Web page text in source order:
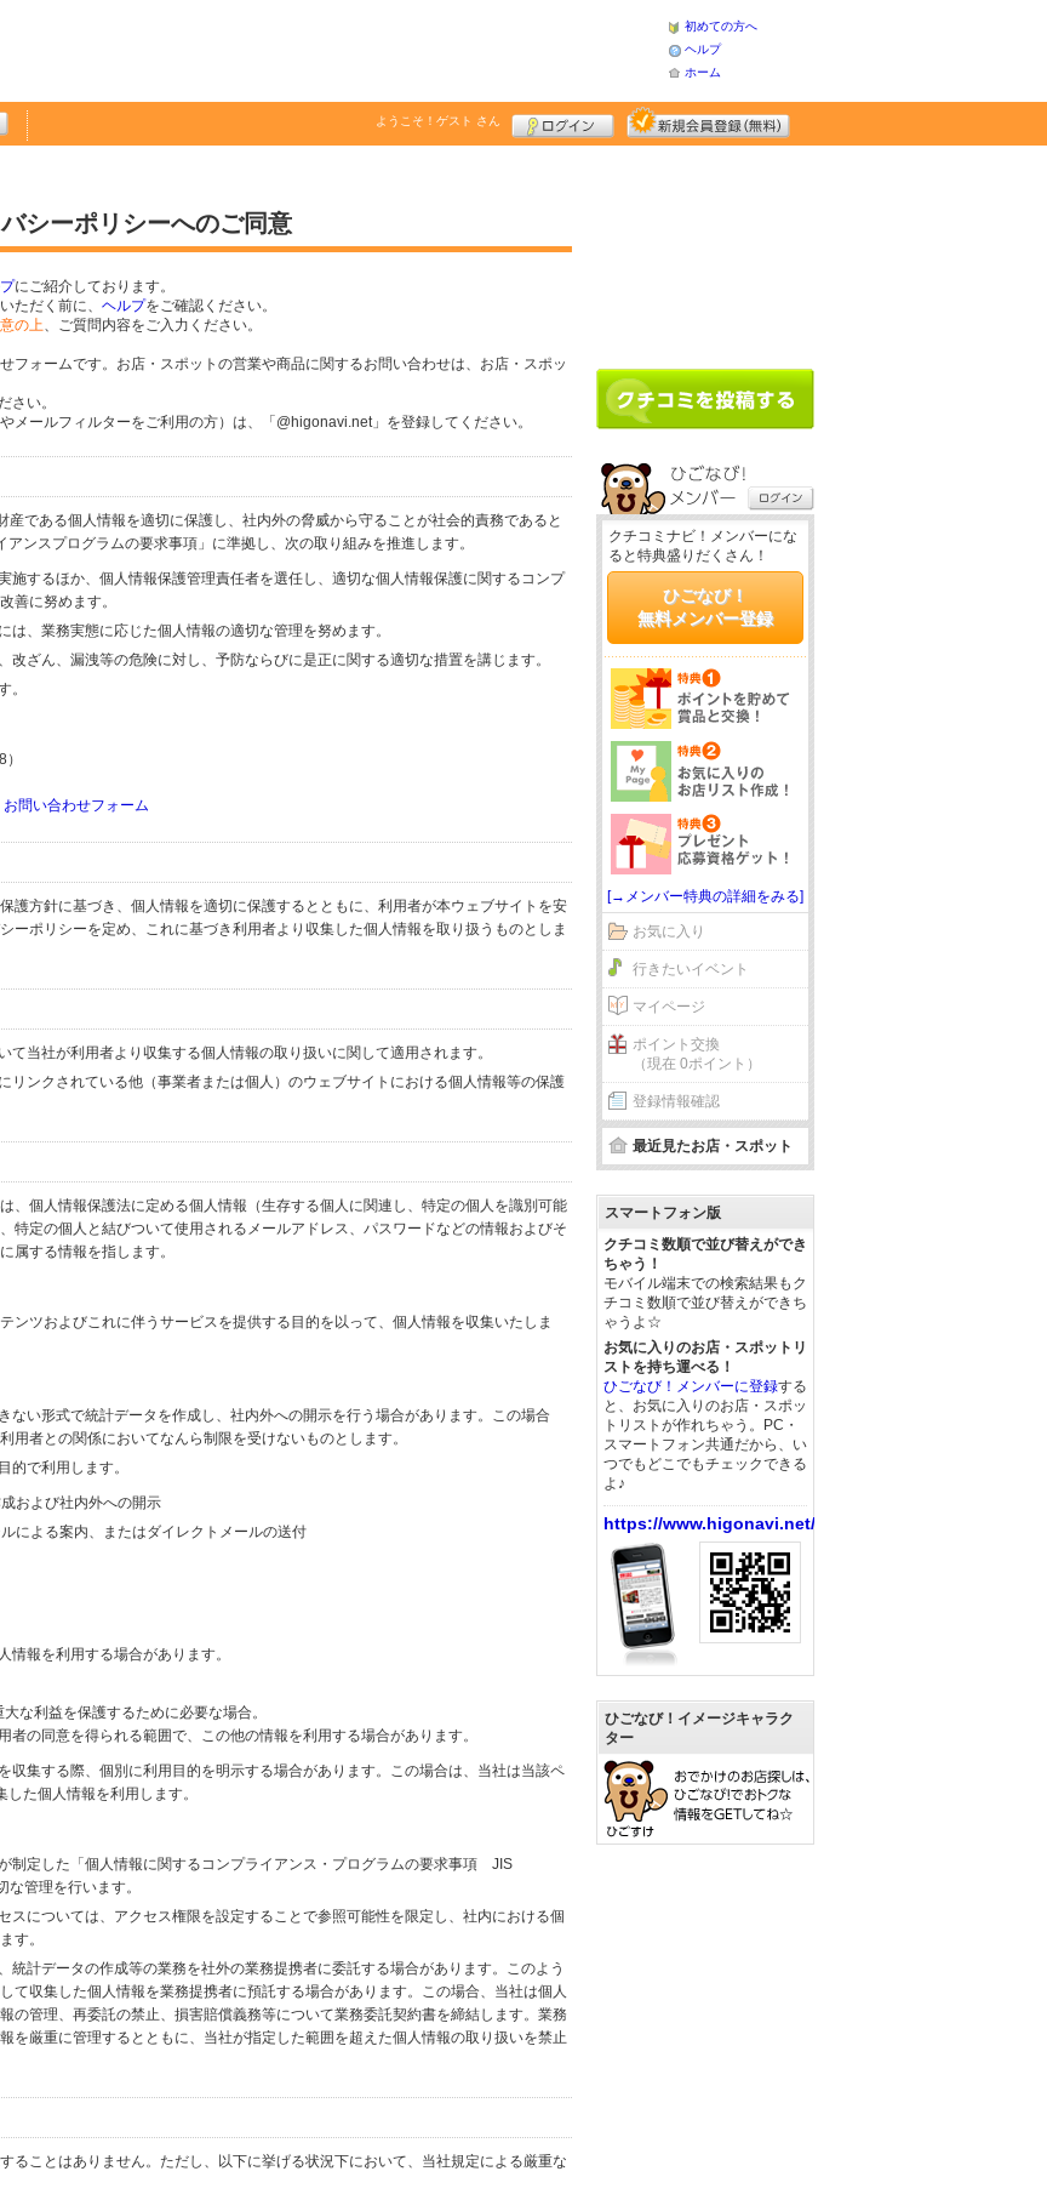
初めての方へ
ヘルプ
ホーム
ようこそ！ ゲスト さん
シーポリシーへのご同意
にご紹介しております。
ただく前に、 ヘルプをご確認ください。
の上、ご質問内容をご入力ください。
ォームです。お店・スポットの営業や商品に関するお問い合わせは、お店・スポッ
さい。
ールフィルターをご利用の方）は、「@higonavi.net」を登録してください。
である個人情報を適切に保護し、社内外の脅威から守ることが社会的責務であると
ンスプログラムの要求事項」に準拠し、次の取り組みを推進します。
施するほか、個人情報保護管理責任者を選任し、適切な個人情報保護に関するコンプ
善に努めます。
、業務実態に応じた個人情報の適切な管理を努めます。
ざん、漏洩等の危険に対し、予防ならびに是正に関する適切な措置を講じます。
。
問い合わせフォーム
護方針に基づき、個人情報を適切に保護するとともに、利用者が本ウェブサイトを安
ーポリシーを定め、これに基づき利用者より収集した個人情報を取り扱うものとしま
当社が利用者より収集する個人情報の取り扱いに関して適用されます。
リンクされている他（事業者または個人）のウェブサイトにおける個人情報等の保護
、個人情報保護法に定める個人情報（生存する個人に関連し、特定の個人を識別可能
特定の個人と結びついて使用されるメールアドレス、パスワードなどの情報およびそ
属する情報を指します。
ンツおよびこれに伴うサービスを提供する目的を以って、個人情報を収集いたしま
ない形式で統計データを作成し、社内外への開示を行う場合があります。この場合
者との関係においてなんら制限を受けないものとします。
的で利用します。
および社内外への開示
による案内、またはダイレクトメールの送付
報を利用する場合があります。
な利益を保護するために必要な場合。
の同意を得られる範囲で、この他の情報を利用する場合があります。
収集する際、個別に利用目的を明示する場合があります。この場合は、当社は当該ペ
た個人情報を利用します。
制定した「個人情報に関するコンプライアンス・プログラムの要求事項 JIS
管理を行います。
スについては、アクセス権限を設定することで参照可能性を限定し、社内における個
す。
計データの作成等の業務を社外の業務提携者に委託する場合があります。このよう
て収集した個人情報を業務提携者に預託する場合があります。この場合、当社は個人
の管理、再委託の禁止、損害賠償義務等について業務委託契約書を締結します。業務
を厳重に管理するとともに、当社が指定した範囲を超えた個人情報の取り扱いを禁止
ることはありません。ただし、以下に挙げる状況下において、当社規定による厳重な
クチコミナビ！メンバーにな
ると特典盛りだくさん！
ひごなび！
無料メンバー登録
[→メンバー特典の詳細をみる]
お気に入り
行きたいイベント
マイページ
ポイント交換
（現在 0ポイント）
登録情報確認
最近見たお店・スポット
スマートフォン版
クチコミ数順で並び替えができ
ちゃう！
モバイル端末での検索結果もク
チコミ数順で並び替えができち
ゃうよ☆
お気に入りのお店・スポットリ
ストを持ち運べる！
ひごなび！メンバーに登録する
と、お気に入りのお店・スポッ
トリストが作れちゃう。PC・
スマートフォン共通だから、い
つでもどこでもチェックできる
よ♪
https://www.higonavi.net/
ひごなび！イメージキャラク
ター